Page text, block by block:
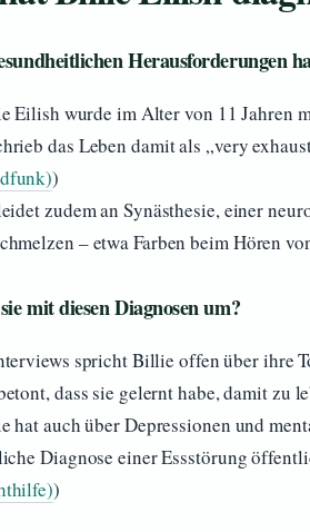
Herausforderungen
Eilish wurde im Alter von 11 Jahren
das Leben damit als „very
)
zudem an Synästhesie, einer
– etwa Farben beim Hören
mit diesen Diagnosen um?
spricht Billie offen über ihre
dass sie gelernt habe, damit zu
hat auch über Depressionen und
Diagnose einer Essstörung
)